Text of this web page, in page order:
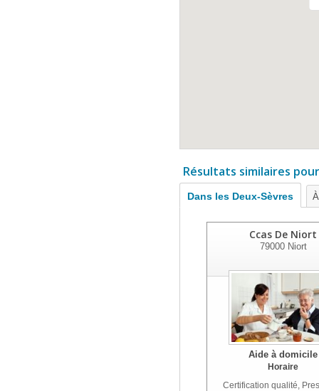
Résultats similaires
Dans les Deux-Sèvres
Ccas De Niort
79000Niort
Aide à domicile
Horaire
Certification qualité,